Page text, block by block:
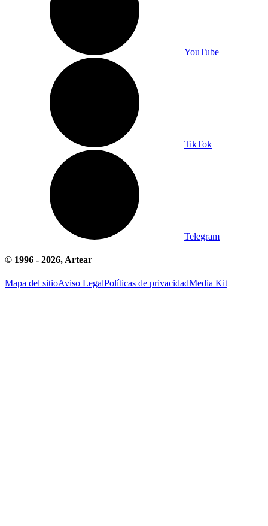
YouTube
TikTok
Telegram
© 1996 - 2026, Artear
Mapa del sitioAviso LegalPolíticas de privacidadMedia Kit